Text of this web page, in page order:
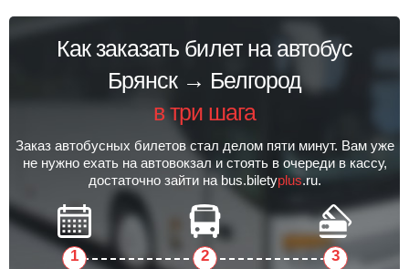
Как заказать билет на автобус
Брянск → Белгород
в три шага
Заказ автобусных билетов стал делом пяти минут. Вам уже
не нужно ехать на автовокзал и стоять в очереди в кассу,
достаточно зайти на bus.biletyplus.ru.